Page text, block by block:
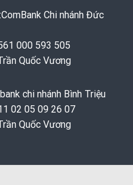
Chi nhánh Đức
000 593 505
Quốc Vương
chi nhánh Bình Triệu
02 05 09 26 07
Quốc Vương